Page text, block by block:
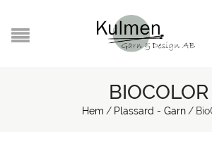
BIOCOLOR
Hem / Plassard - Garn /